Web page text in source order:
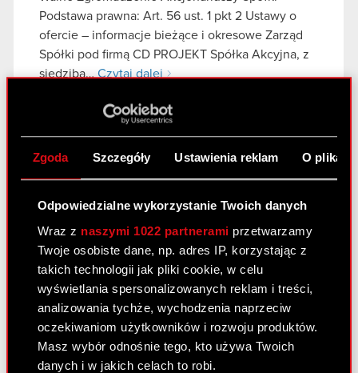
Zgoda Szczegóły Ustawienia reklam O
Odpowiedzialne wykorzystanie Twoich danych
Wraz z naszymi 1022 partnerami przetwarzamy
Twoje osobiste dane, np. adres IP, korzystając z
takich technologii jak pliki cookie, w celu
wyświetlania spersonalizowanych reklam i treści,
analizowania tychże, wychodzenia naprzeciw
oczekiwaniom użytkowników i rozwoju produktów.
Masz wybór odnośnie tego, kto używa Twoich
danych i w jakich celach to robi.
Podstawa prawna: Art. 56 ust. 1 pkt 2 Ustawy o
ofercie – informacje bieżące i okresowe Zarząd
Spółki pod firmą CD PROJEKT Spółka Akcyjna, z
siedzibą…Czytaj dalej
Uchwały podjęte przez Nadzwyczajne
Walne Zgromadzenie Akcjonariuszy
PDF
Raport bieżący nr 20/2017
26 września 2017
Data sporządzenia raportu: 26 września 2017 r.
Podstawa prawna: Art. 56 ust. 1 pkt 2 – informacje
bieżące i okresowe Zarząd CD PROJEKT S.A. z
siedzibą w Warszawie (03-301) przy ul.